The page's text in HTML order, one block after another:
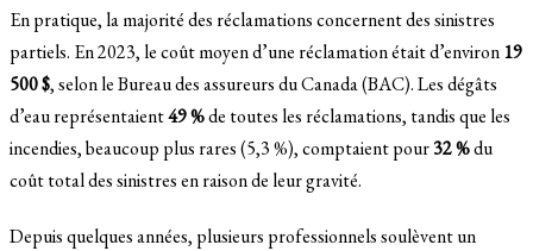
En pratique, la majorité des réclamations concernent des sinistres
partiels. En 2023, le coût moyen d’une réclamation était d’environ19
500 $, selon le Bureau des assureurs du Canada (BAC). Les dégâts
d’eau représentaient49 %de toutes les réclamations, tandis que les
incendies, beaucoup plus rares (5,3 %), comptaient pour32 %du
coût total des sinistres en raison de leur gravité.
Depuis quelques années, plusieurs professionnels soulèvent un